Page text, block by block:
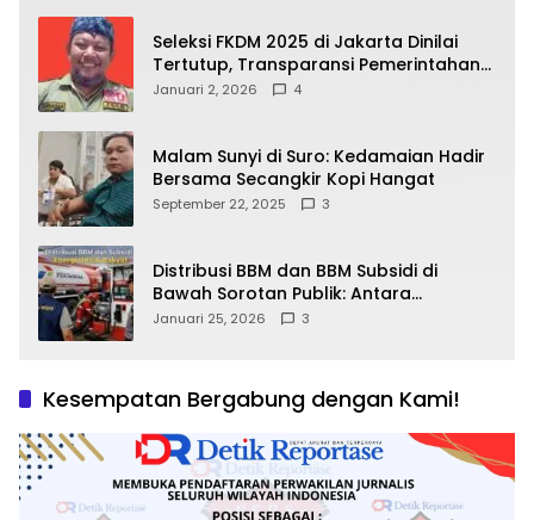
Seleksi FKDM 2025 di Jakarta Dinilai
Tertutup, Transparansi Pemerintahan
Pramono–Rano Dipertanyakan
Januari 2, 2026 4
Malam Sunyi di Suro: Kedamaian Hadir
Bersama Secangkir Kopi Hangat
September 22, 2025 3
Distribusi BBM dan BBM Subsidi di
Bawah Sorotan Publik: Antara
Kepentingan Negara, Hak Konsumen,
Januari 25, 2026 3
Kesempatan Bergabung dengan Kami!